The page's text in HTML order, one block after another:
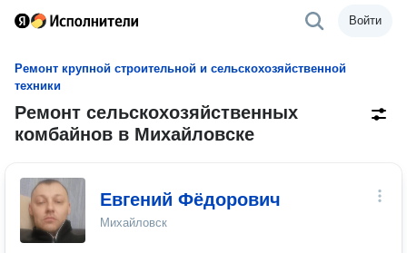
Войти
Ремонт крупной строительной и сельскохозяйственной
техники
Ремонт сельскохозяйственных
комбайнов в Михайловске
Евгений Фёдорович
Михайловск